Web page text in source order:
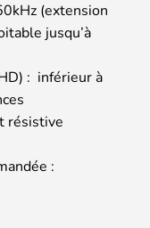
(extension
jusqu’à
: inférieur à
résistive
: